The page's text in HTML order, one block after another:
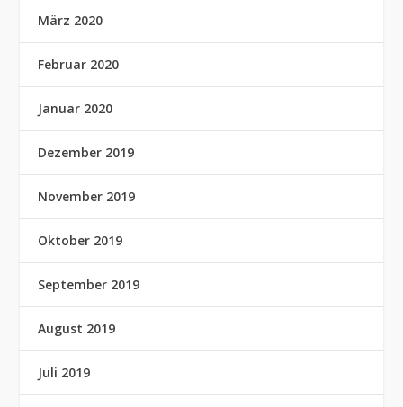
März 2020
Februar 2020
Januar 2020
Dezember 2019
November 2019
Oktober 2019
September 2019
August 2019
Juli 2019